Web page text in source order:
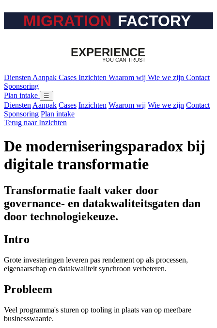
Diensten Aanpak Cases Inzichten Waarom wij Wie we zijn Contact
Sponsoring
Plan intake
☰
Diensten Aanpak Cases Inzichten Waarom wij Wie we zijn Contact
Sponsoring Plan intake
Terug naar Inzichten
De moderniseringsparadox bij
digitale transformatie
Transformatie faalt vaker door
governance- en datakwaliteitsgaten dan
door technologiekeuze.
Intro
Grote investeringen leveren pas rendement op als processen,
eigenaarschap en datakwaliteit synchroon verbeteren.
Probleem
Veel programma's sturen op tooling in plaats van op meetbare
businesswaarde.